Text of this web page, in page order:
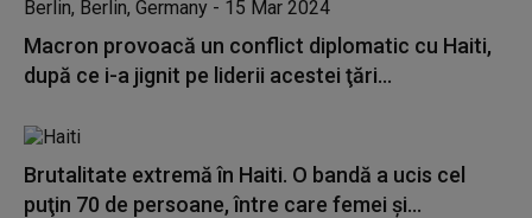
Macron provoacă un conflict diplomatic cu Haiti,
după ce i-a jignit pe liderii acestei ţări...
Brutalitate extremă în Haiti. O bandă a ucis cel
puţin 70 de persoane, între care femei şi...